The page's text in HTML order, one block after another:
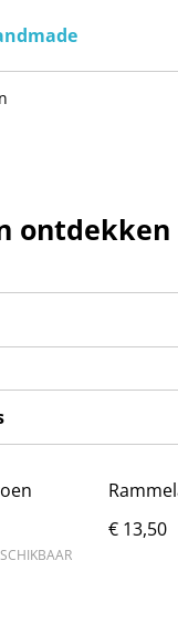
ontdekken
€ 13,50